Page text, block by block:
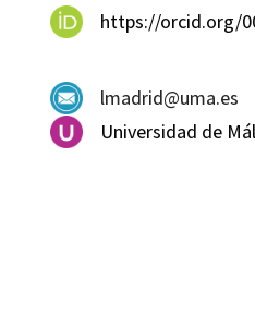
https://orcid.org/
lmadrid@uma.es
Universidad de